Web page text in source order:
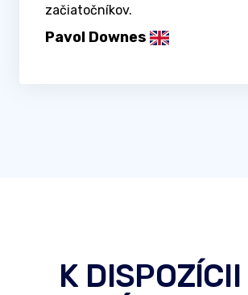
začiatočníkov.
Pavol Downes
K